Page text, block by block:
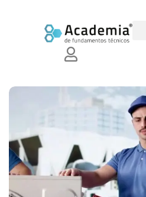
Sign in